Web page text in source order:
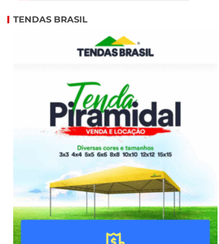
TENDAS BRASIL